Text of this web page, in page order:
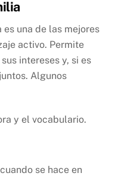
una de las mejores
activo. Permite
intereses y, si es
Algunos
y el vocabulario.
se hace en